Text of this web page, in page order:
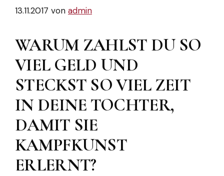
13.11.2017 von admin
WARUM ZAHLST DU SO
VIEL GELD UND
STECKST SO VIEL ZEIT
IN DEINE TOCHTER,
DAMIT SIE
KAMPFKUNST
ERLERNT?